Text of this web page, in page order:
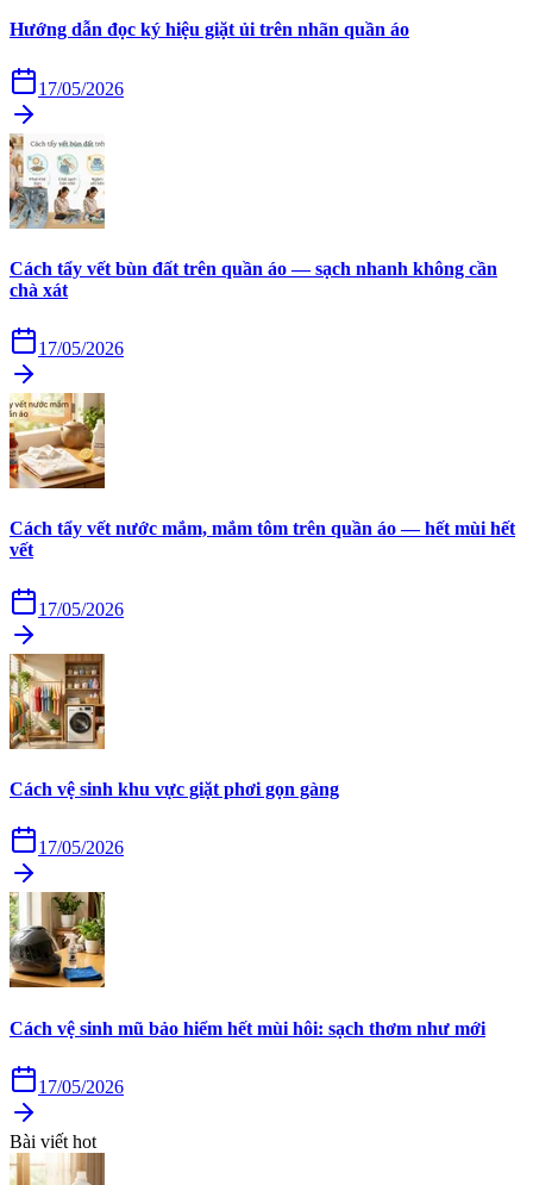
Hướng dẫn đọc ký hiệu giặt ủi trên nhãn quần áo
17/05/2026
Cách tẩy vết bùn đất trên quần áo — sạch nhanh không cần
chà xát
17/05/2026
Cách tẩy vết nước mắm, mắm tôm trên quần áo — hết mùi hết
vết
17/05/2026
Cách vệ sinh khu vực giặt phơi gọn gàng
17/05/2026
Cách vệ sinh mũ bảo hiểm hết mùi hôi: sạch thơm như mới
17/05/2026
Bài viết hot